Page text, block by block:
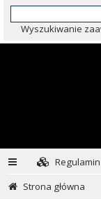
Wyszukiwanie
Regulamin
Strona główna